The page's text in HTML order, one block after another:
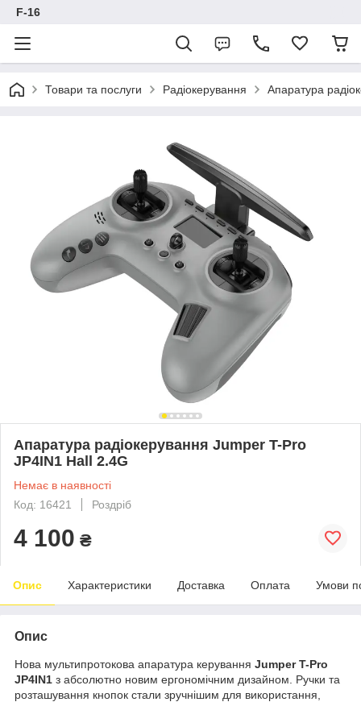
F-16
Товари та послуги Радіокерування Апаратура
Апаратура радіокерування Jumper T-Pro
JP4IN1 Hall 2.4G
Немає в наявності
Код: 16421
Роздріб
4 100 ₴
Опис Характеристики Доставка Оплата Умови
Опис
Нова мультипротокова апаратура керування Jumper T-Pro
JP4IN1 з абсолютно новим ергономічним дизайном. Ручки та
розташування кнопок стали зручнішим для використання,